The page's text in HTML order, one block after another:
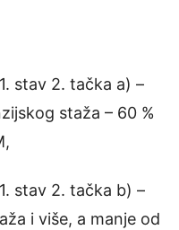
stav 2. tačka a) –
staža – 60 %
stav 2. tačka b) –
i više, a manje od